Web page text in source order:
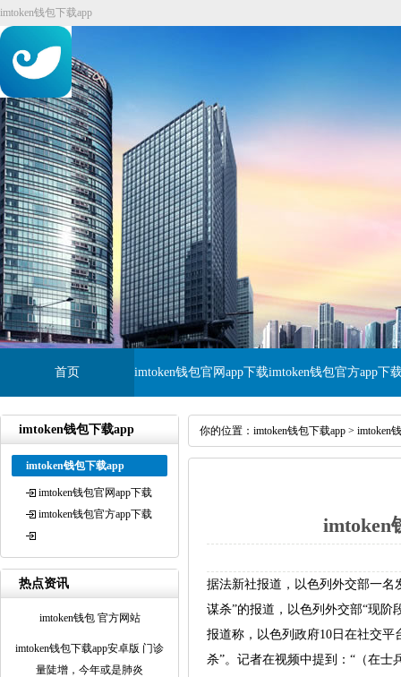
imtoken钱包下载app
首页 imtoken钱包官网app下载imtoken钱包官方app下
imtoken钱包下载app
imtoken钱包下载app
imtoken钱包官网app下载
imtoken钱包官方app下载
热点资讯
imtoken钱包 官方网站
imtoken钱包下载app安卓版 门诊
量陡增，今年或是肺炎
你的位置： imtoken钱包下载app > imtoken
imtoken
据法新社报道，以色列外交部一名
谋杀”的报道，以色列外交部“现阶
报道称，以色列政府10日在社交
杀”。记者在视频中提到：“（在